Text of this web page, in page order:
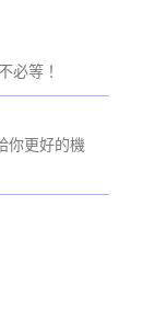
必等！
你更好的機